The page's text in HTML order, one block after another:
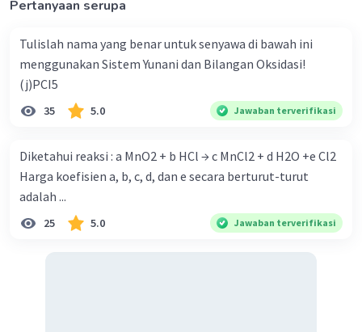
Pertanyaan serupa
Tulislah nama yang benar untuk senyawa di bawah ini
menggunakan Sistem Yunani dan Bilangan Oksidasi!
(j)PCI5
35 5.0 Jawaban terverifikasi
Diketahui reaksi : a MnO2 + b HCl → c MnCl2 + d H2O +e Cl2
Harga koefisien a, b, c, d, dan e secara berturut-turut
adalah ...
25 5.0 Jawaban terverifikasi